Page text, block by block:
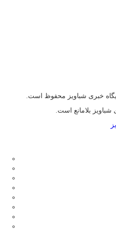
خبری شباویز محفوظ است.
شباویز بلامانع است.